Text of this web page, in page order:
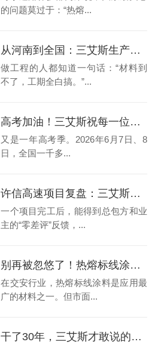
的问题莫过于：“热熔...
从河南到全国：三艾斯生产基地和服务网点布局全解析
做工程的人都知道一句话：“材料到
不了，工期全白搞。”...
高考加油！三艾斯祝每一位学子：人生之路，标线清晰，一往无前
又是一年高考季。2026年6月7日、8
日，全国一千多...
许信高速项目复盘：三艾斯的标线是如何零差评的？
一个项目完工后，能得到总包方和业
主的“零差评”反馈，...
别再被忽悠了！热熔标线涂料到底怎么选？看这3点
在交安行业，热熔标线涂料是应用最
广的材料之一。但市面...
干了30年，三艾斯才敢说的热熔标线涂料避坑指南